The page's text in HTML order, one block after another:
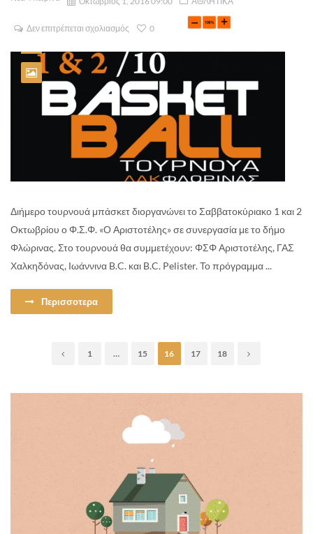
Δεν επιτρέπεται σχολιασμός 0
Διήμερο τουρνουά μπάσκετ διοργανώνει το Σαββατοκύριακο 1 και 2
Οκτωβρίου ο Φ.Σ.Φ. «Ο Αριστοτέλης» σε συνεργασία με το δήμο
Φλώρινας. Στο τουρνουά θα συμμετέχουν: ΦΣΦ Αριστοτέλης, ΓΑΣ
Χαλκηδόνας, Ιωάννινα B.C. και B.C. Pelister. Το πρόγραμμα ...
Περισσοτερα
1 … 15 16 17 18